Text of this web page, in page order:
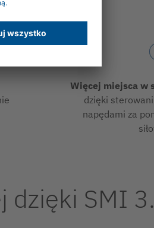
Więcej miejsca w
dzięki
napędami za
dzięki SMI